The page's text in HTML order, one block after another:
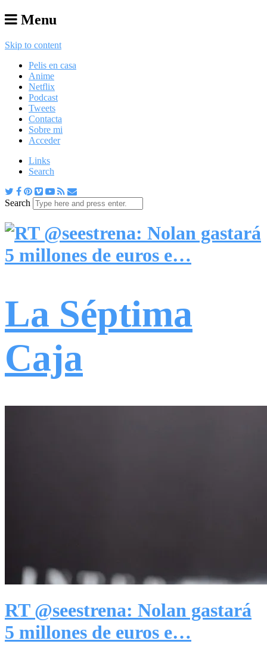
Menu
Skip to content
Pelis en casa
Anime
Netflix
Podcast
Tweets
Contacta
Sobre mi
Acceder
Links
Search
Search
La Séptima
Caja
RT @seestrena: Nolan gastará
5 millones de euros e…